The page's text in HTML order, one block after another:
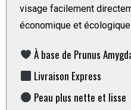
visage facilement
économique et écologique
À base de Prunus
Livraison Express
Peau plus nette et lisse